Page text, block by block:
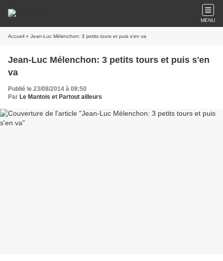
MENU
Accueil » Jean-Luc Mélenchon: 3 petits tours et puis s'en va
Jean-Luc Mélenchon: 3 petits tours et puis s'en
va
Publié le 23/08/2014 à 08:50
Par Le Mantois et Partout ailleurs